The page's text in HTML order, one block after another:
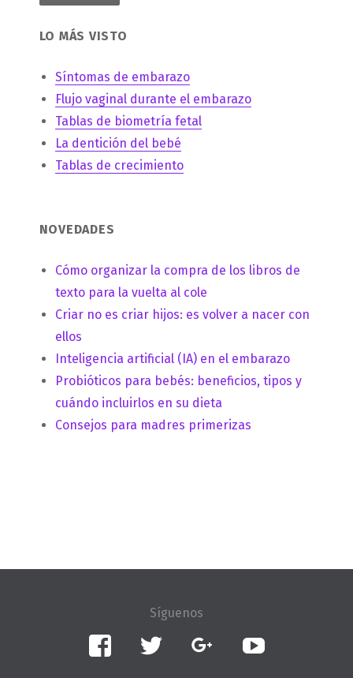
LO MÁS VISTO
Síntomas de embarazo
Flujo vaginal durante el embarazo
Tablas de biometría fetal
La dentición del bebé
Tablas de crecimiento
NOVEDADES
Cómo organizar la compra de los libros de
texto para la vuelta al cole
Criar no es criar hijos: es volver a nacer con
ellos
Inteligencia artificial (IA) en el embarazo
Probióticos para bebés: beneficios, tipos y
cuándo incluirlos en su dieta
Consejos para madres primerizas
Facebook Twitter Google+